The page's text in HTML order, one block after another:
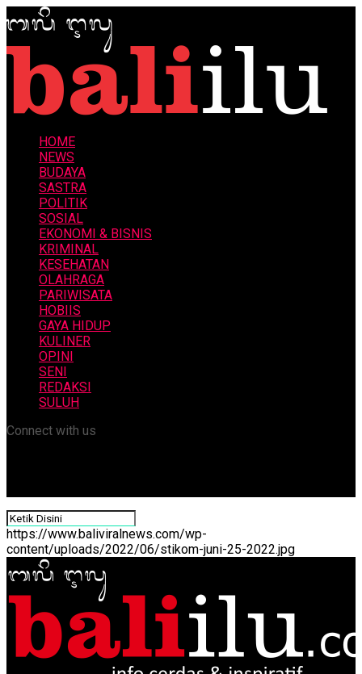
HOME
NEWS
BUDAYA
SASTRA
POLITIK
SOSIAL
EKONOMI & BISNIS
KRIMINAL
KESEHATAN
OLAHRAGA
PARIWISATA
HOBIIS
GAYA HIDUP
KULINER
OPINI
SENI
REDAKSI
SULUH
Connect with us
https://www.baliviralnews.com/wp-
content/uploads/2022/06/stikom-juni-25-2022.jpg